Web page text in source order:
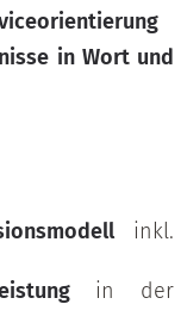
in Wort und
inkl.
in der